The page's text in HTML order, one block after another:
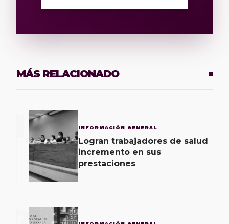
MÁS RELACIONADO
INFORMACIÓN GENERAL
Logran trabajadores de salud
incremento en sus
prestaciones